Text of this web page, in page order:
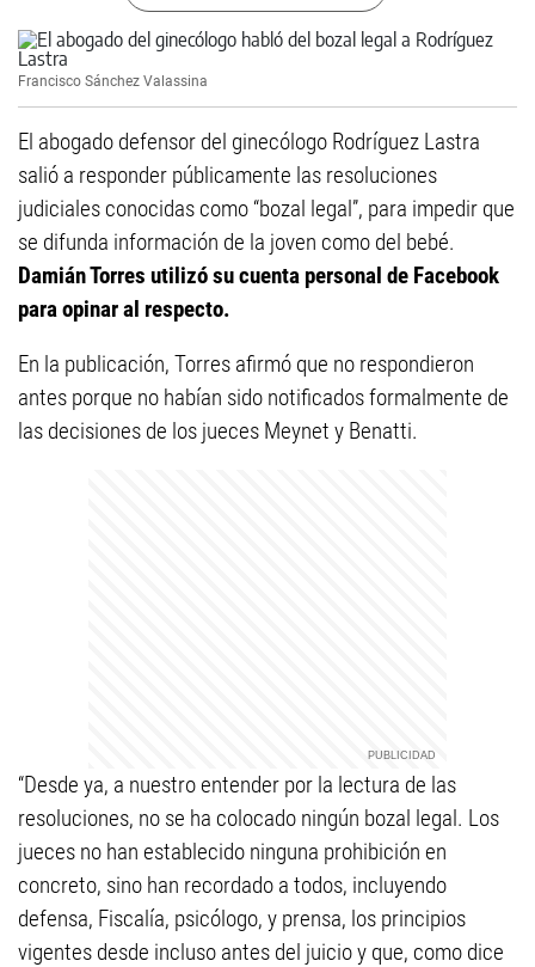
Francisco Sánchez Valassina
El abogado defensor del ginecólogo Rodríguez Lastra
salió a responder públicamente las resoluciones
judiciales conocidas como “bozal legal”, para impedir que
se difunda información de la joven como del bebé.
Damián Torres utilizó su cuenta personal de Facebook
para opinar al respecto.
En la publicación, Torres afirmó que no respondieron
antes porque no habían sido notificados formalmente de
las decisiones de los jueces Meynet y Benatti.
“Desde ya, a nuestro entender por la lectura de las
resoluciones, no se ha colocado ningún bozal legal. Los
jueces no han establecido ninguna prohibición en
concreto, sino han recordado a todos, incluyendo
defensa, Fiscalía, psicólogo, y prensa, los principios
vigentes desde incluso antes del juicio y que, como dice